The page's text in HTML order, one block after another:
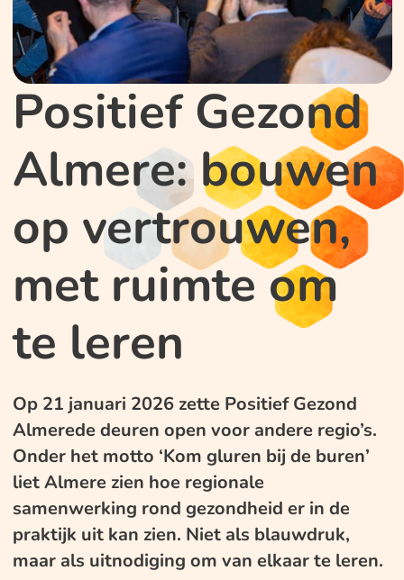
Positief Gezond
Almere: bouwen
op vertrouwen,
met ruimte om
te leren
Op 21 januari 2026 zette Positief Gezond
Almerede deuren open voor andere regio’s.
Onder het motto ‘Kom gluren bij de buren’
liet Almere zien hoe regionale
samenwerking rond gezondheid er in de
praktijk uit kan zien. Niet als blauwdruk,
maar als uitnodiging om van elkaar te leren.